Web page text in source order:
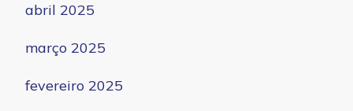
abril 2025
março 2025
fevereiro 2025